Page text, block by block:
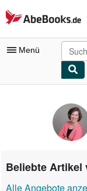
Zum Hauptinhalt
AbeBooks.de
Menü
Meine Bestellungen
Beliebte Artikel
Alle Angebote